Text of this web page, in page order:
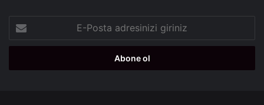
Posta
adresinizi